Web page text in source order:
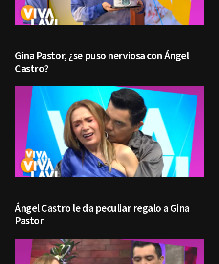
Gina Pastor, ¿se puso nerviosa con Ángel
Castro?
Ángel Castro le da peculiar regalo a Gina
Pastor